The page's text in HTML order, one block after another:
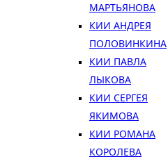
МАРТЬЯНОВА
КИИ АНДРЕЯ
ПОЛОВИНКИНА
КИИ ПАВЛА
ЛЫКОВА
КИИ СЕРГЕЯ
ЯКИМОВА
КИИ РОМАНА
КОРОЛЕВА